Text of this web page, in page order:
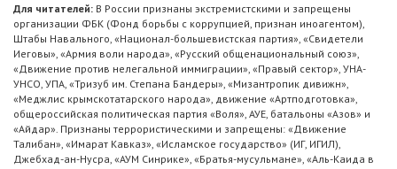
Для читателей: В России признаны экстремистскими и запрещены
организации ФБК (Фонд борьбы с коррупцией, признан иноагентом),
Штабы Навального, «Национал-большевистская партия», «Свидетели
Иеговы», «Армия воли народа», «Русский общенациональный союз»,
«Движение против нелегальной иммиграции», «Правый сектор», УНА-
УНСО, УПА, «Тризуб им. Степана Бандеры», «Мизантропик дивижн»,
«Меджлис крымскотатарского народа», движение «Артподготовка»,
общероссийская политическая партия «Воля», АУЕ, батальоны «Азов» и
«Айдар». Признаны террористическими и запрещены: «Движение
Талибан», «Имарат Кавказ», «Исламское государство» (ИГ, ИГИЛ),
Джебхад-ан-Нусра, «АУМ Синрике», «Братья-мусульмане», «Аль-Каида в